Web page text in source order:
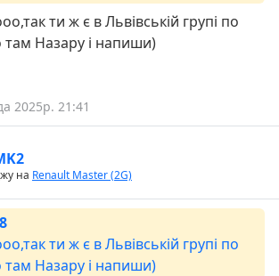
ти ж є в Львівській групі по
там Назару і напиши)
2025р. 21:41
на Renault Master (2G)
ти ж є в Львівській групі по
там Назару і напиши)